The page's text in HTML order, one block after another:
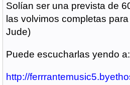
Solían ser una prevista de
las volvimos completas
Jude)
Puede escucharlas yendo a:
http://